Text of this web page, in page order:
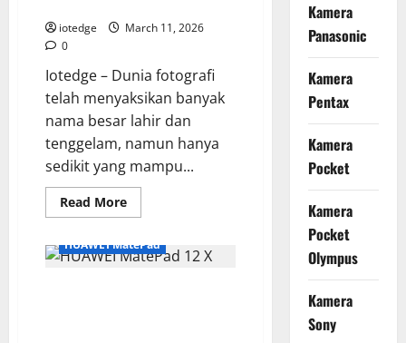
Powerhouse
iotedge
March 11, 2026
0
Iotedge – Dunia fotografi
telah menyaksikan banyak
nama besar lahir dan
tenggelam, namun hanya
sedikit yang mampu...
Read MoreRead
more
Olympus
OM
HUAWEI MatePad
Kamera
Panasonic
Kamera
Pentax
Kamera
Pocket
Kamera
Pocket
Olympus
Kamera
Sony